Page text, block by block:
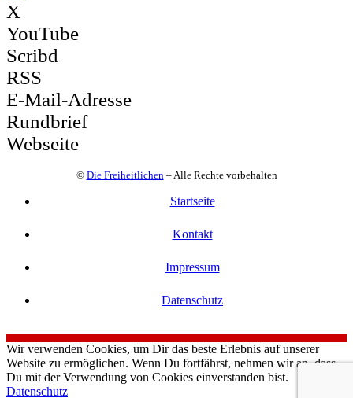
X
YouTube
Scribd
RSS
E-Mail-Adresse
Rundbrief
Webseite
© Die Freiheitlichen– Alle Rechte vorbehalten
Startseite
Kontakt
Impressum
Datenschutz
Wir verwenden Cookies, um Dir das beste Erlebnis auf unserer
Website zu ermöglichen. Wenn Du fortfährst, nehmen wir an, dass
Du mit der Verwendung von Cookies einverstanden bist.
Datenschutz